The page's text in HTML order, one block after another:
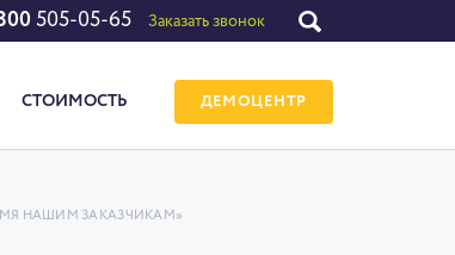
505-05-65 Заказать звонок
СТОИМОСТЬ ДЕМОЦЕНТР
НАШИМ ЗАКАЗЧИКАМ»